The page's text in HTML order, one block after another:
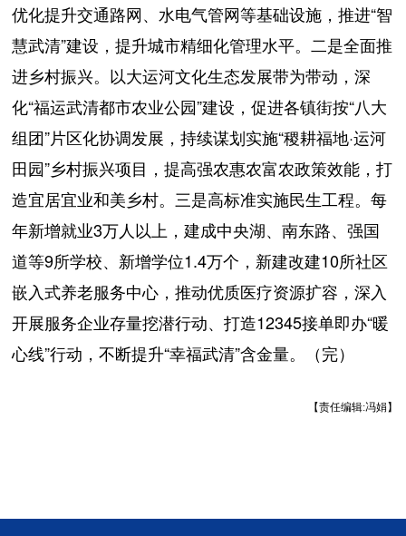
优化提升交通路网、水电气管网等基础设施，推进“智
慧武清”建设，提升城市精细化管理水平。二是全面推
进乡村振兴。以大运河文化生态发展带为带动，深
化“福运武清都市农业公园”建设，促进各镇街按“八大
组团”片区化协调发展，持续谋划实施“稷耕福地·运河
田园”乡村振兴项目，提高强农惠农富农政策效能，打
造宜居宜业和美乡村。三是高标准实施民生工程。每
年新增就业3万人以上，建成中央湖、南东路、强国
道等9所学校、新增学位1.4万个，新建改建10所社区
嵌入式养老服务中心，推动优质医疗资源扩容，深入
开展服务企业存量挖潜行动、打造12345接单即办“暖
心线”行动，不断提升“幸福武清”含金量。（完）
【责任编辑:冯娟】